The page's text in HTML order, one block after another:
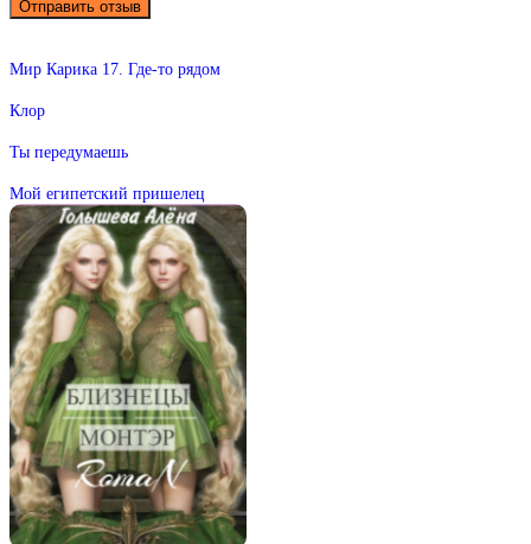
Мир Карика 17. Где-то рядом
Клор
Ты передумаешь
Мой египетский пришелец